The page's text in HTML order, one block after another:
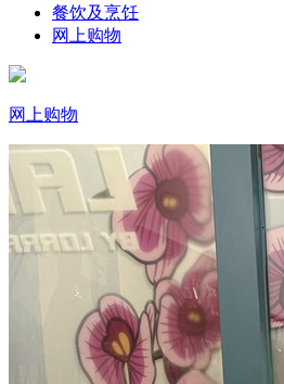
餐饮及烹饪
网上购物
网上购物